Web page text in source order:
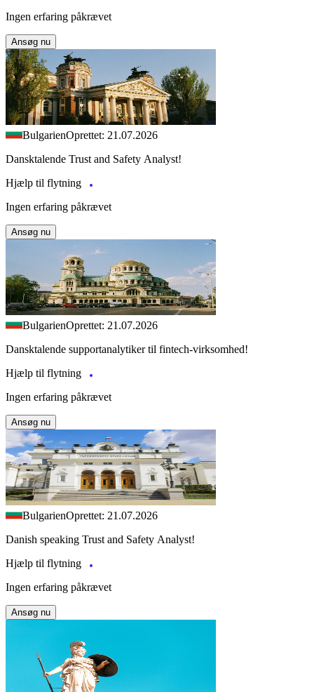
Ingen erfaring påkrævet
Ansøg nu
BulgarienOprettet: 21.07.2026
Dansktalende Trust and Safety Analyst!
Hjælp til flytning
Ingen erfaring påkrævet
Ansøg nu
BulgarienOprettet: 21.07.2026
Dansktalende supportanalytiker til fintech-virksomhed!
Hjælp til flytning
Ingen erfaring påkrævet
Ansøg nu
BulgarienOprettet: 21.07.2026
Danish speaking Trust and Safety Analyst!
Hjælp til flytning
Ingen erfaring påkrævet
Ansøg nu